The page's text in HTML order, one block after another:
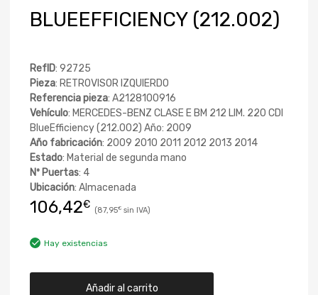
BLUEEFFICIENCY (212.002)
RefID: 92725
Pieza: RETROVISOR IZQUIERDO
Referencia pieza: A2128100916
Vehículo: MERCEDES-BENZ CLASE E BM 212 LIM. 220 CDI
BlueEfficiency (212.002) Año: 2009
Año fabricación: 2009 2010 2011 2012 2013 2014
Estado: Material de segunda mano
Nº Puertas: 4
Ubicación: Almacenada
106,42€ 87,95€
Hay existencias
Añadir al carrito